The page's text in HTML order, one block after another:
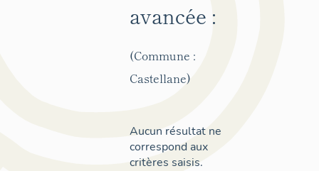
avancée :
(Commune :
Castellane)
Aucun résultat ne
correspond aux
critères saisis.